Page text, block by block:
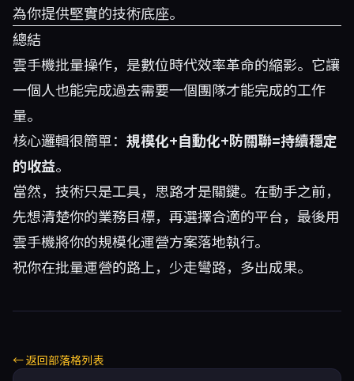
為你提供堅實的技術底座。
總結
雲手機批量操作，是數位時代效率革命的縮影。它讓
一個人也能完成過去需要一個團隊才能完成的工作
量。
核心邏輯很簡單： 規模化+自動化+防關聯=持續穩定
的收益。
當然，技術只是工具，思路才是關鍵。在動手之前，
先想清楚你的業務目標，再選擇合適的平台，最後用
雲手機將你的規模化運營方案落地執行。
祝你在批量運營的路上，少走彎路，多出成果。
← 返回部落格列表